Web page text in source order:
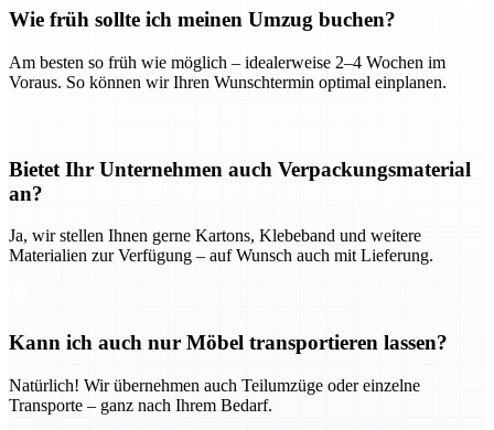
Wie früh sollte ich meinen Umzug buchen?
Am besten so früh wie möglich – idealerweise 2–4 Wochen im
Voraus. So können wir Ihren Wunschtermin optimal einplanen.
Bietet Ihr Unternehmen auch Verpackungsmaterial
an?
Ja, wir stellen Ihnen gerne Kartons, Klebeband und weitere
Materialien zur Verfügung – auf Wunsch auch mit Lieferung.
Kann ich auch nur Möbel transportieren lassen?
Natürlich! Wir übernehmen auch Teilumzüge oder einzelne
Transporte – ganz nach Ihrem Bedarf.